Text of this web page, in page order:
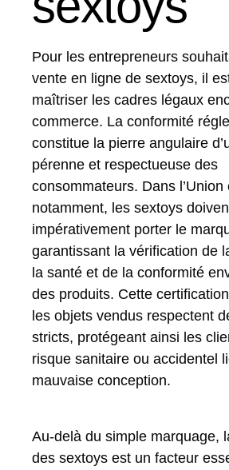
Pour les entrepreneurs
vente en ligne de sextoys, il
maîtriser les cadres légaux
commerce. La conformité
constitue la pierre angulaire
pérenne et respectueuse des
consommateurs. Dans l’Union
notamment, les sextoys
impérativement porter le
garantissant la vérification de
la santé et de la conformité
des produits. Cette
les objets vendus respectent
stricts, protégeant ainsi les
risque sanitaire ou accidentel
mauvaise conception.
Au-delà du simple marquage,
des sextoys est un facteur